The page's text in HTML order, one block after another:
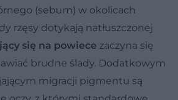
(sebum) w okolicach
rzęsy dotykają natłuszczonej
się na powiece zaczyna się
brudne ślady. Dodatkowym
migracji pigmentu są